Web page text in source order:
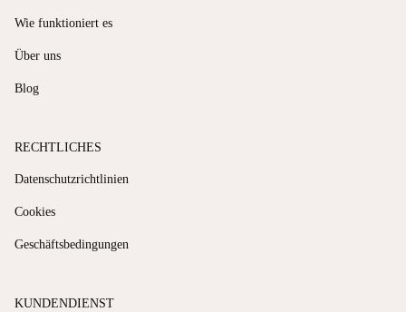
Wie funktioniert es
Über uns
Blog
RECHTLICHES
Datenschutzrichtlinien
Cookies
Geschäftsbedingungen
KUNDENDIENST